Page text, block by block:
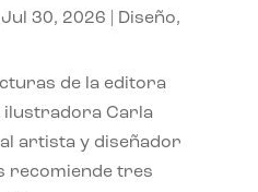
Jul 30, 2026 Diseño,
de la editora
ilustradora Carla
artista y diseñador
recomiende tres